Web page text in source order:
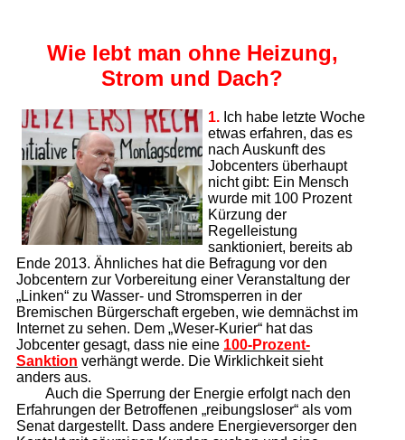
Wie lebt man ohne Heizung,
Strom und Dach?
1.Ich habe letzte Woche
etwas erfahren, das es
nach Auskunft des
Jobcenters überhaupt
nicht gibt: Ein Mensch
wurde mit 100 Prozent
Kürzung der
Regelleistung
sanktioniert, bereits ab
Ende 2013. Ähnliches hat die Befragung vor den
Jobcentern zur Vorbereitung einer Veranstaltung der
„Linken“ zu Wasser- und Stromsperren in der
Bremischen Bürgerschaft ergeben, wie demnächst im
Internet zu sehen. Dem „Weser-Kurier“ hat das
Jobcenter gesagt, dass nie eine 100-Prozent-
Sanktion verhängt werde. Die Wirklichkeit sieht
anders aus.
Auch die Sperrung der Energie erfolgt nach den
Erfahrungen der Betroffenen „reibungsloser“ als vom
Senat dargestellt. Dass andere Energieversorger den